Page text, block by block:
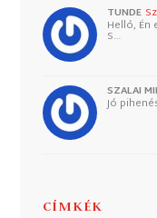
TUNDE
Helló, Én
S…
SZALAI
Jó
CÍMKÉK